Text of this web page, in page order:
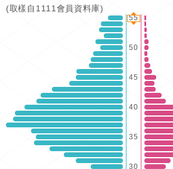
(取樣自1111會員資料庫)
55
50
45
40
35
30